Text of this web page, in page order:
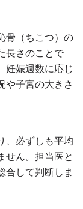
骨（ちこつ）の
長さのことで
妊娠週数に応じ
や子宮の大きさ
、必ずしも平均
せん。担当医と
合して判断しま